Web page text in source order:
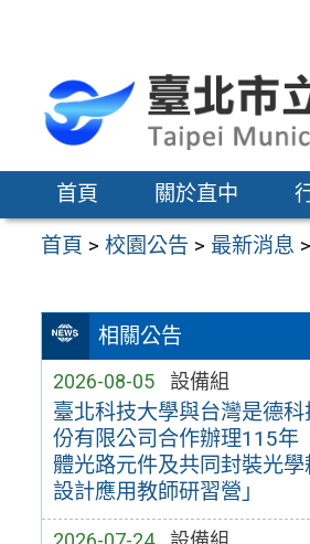
區
首頁 關於直中
首頁 >校園公告 > 最新消息 >
相關公告
2026-08-05 設備組
臺北科技大學與台灣是德科
份有限公司合作辦理115年
體光路元件及共同封裝光學
設計應用教師研習營」